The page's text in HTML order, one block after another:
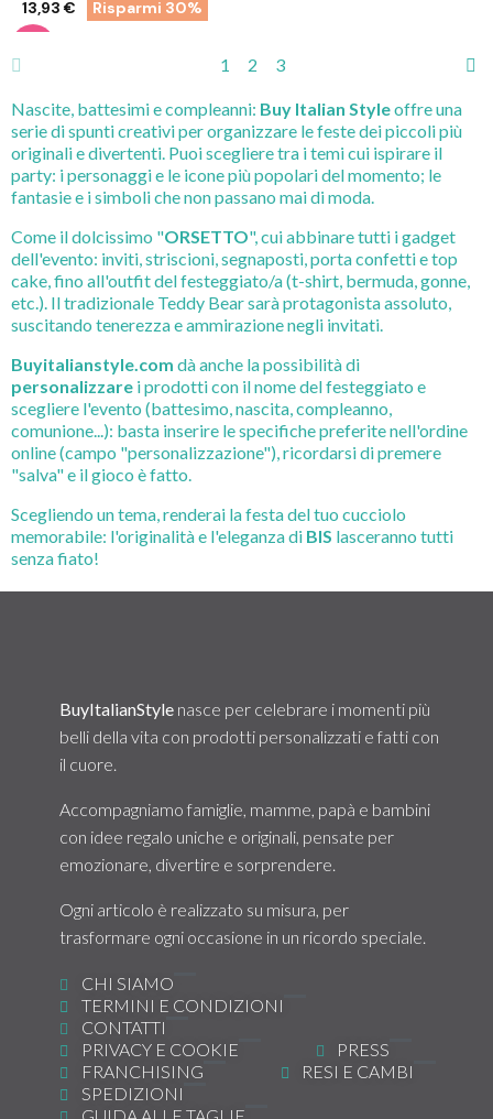
13,93 €
Risparmi 30%
1 2 3
Nascite, battesimi e compleanni: Buy Italian Styleoffre una
serie di spunti creativi per organizzare le feste dei piccoli più
originali e divertenti. Puoi scegliere tra i temi cui ispirare il
party: i personaggi e le icone più popolari del momento; le
fantasie e i simboli che non passano mai di moda.
Come il dolcissimo "ORSETTO", cui abbinare tutti i gadget
dell'evento: inviti, striscioni, segnaposti, porta confetti e top
cake, fino all'outfit del festeggiato/a (t-shirt, bermuda, gonne,
etc.). Il tradizionale Teddy Bear sarà protagonista assoluto,
suscitando tenerezza e ammirazione negli invitati.
Buyitalianstyle.com dà anche la possibilità di
personalizzare i prodotti con il nome del festeggiato e
scegliere l'evento (battesimo, nascita, compleanno,
comunione...): basta inserire le specifiche preferite nell'ordine
online (campo "personalizzazione"), ricordarsi di premere
"salva" e il gioco è fatto.
Scegliendo un tema, renderai la festa del tuo cucciolo
memorabile: l'originalità e l'eleganza di BIS lasceranno tutti
senza fiato!
Ricorda che i gadget e gli accessori a tema sono efficaci anche
BuyItalianStyle nasce per celebrare i momenti più
belli della vita con prodotti personalizzati e fatti con
il cuore.
Accompagniamo famiglie, mamme, papà e bambini
con idee regalo uniche e originali, pensate per
emozionare, divertire e sorprendere.
Ogni articolo è realizzato su misura, per
trasformare ogni occasione in un ricordo speciale.
CHI SIAMO
TERMINI E CONDIZIONI
CONTATTI
PRIVACY E COOKIE
PRESS
FRANCHISING
RESI E CAMBI
SPEDIZIONI